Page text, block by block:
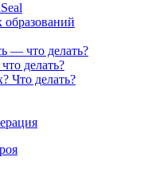
образований
— что делать?
делать?
Что делать?